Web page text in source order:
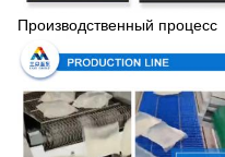
Производственный процесс